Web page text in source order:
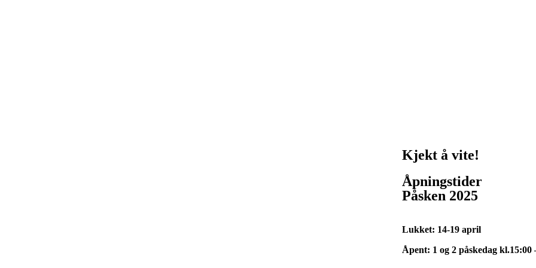
Kjekt å vite!
Åpningstider
Påsken 2025
Lukket: 14-19 april
Åpent: 1 og 2 påskedag kl.15:00